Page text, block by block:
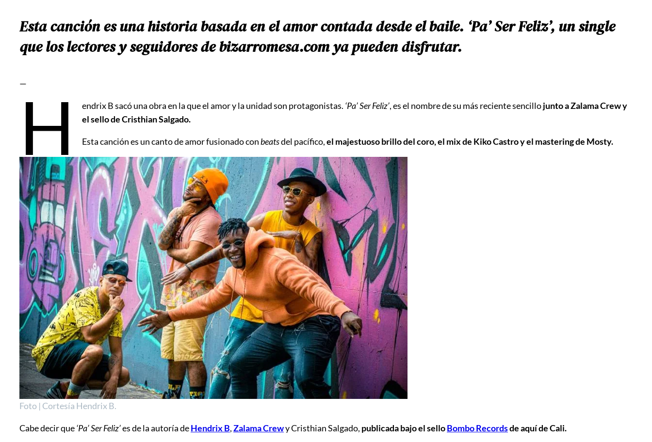
Esta canción es una historia basada en el amor contada desde el baile. ‘Pa’ Ser Feliz’, un single
que los lectores y seguidores debizarromesa.comya pueden disfrutar.
—H endrix B sacó una obra en la que el amor y la unidad son protagonistas. ‘Pa’ Ser Feliz’, es el nombre de su más reciente sencillojunto a Zalama Crew y
el sello de Cristhian Salgado.
Esta canción es un canto de amor fusionado conbeatsdel pacífico,el majestuoso brillo del coro, el mix de Kiko Castro y el mastering de Mosty.
Foto | Cortesía Hendrix B.
Cabe decir que‘Pa’ Ser Feliz’es de la autoría deHendrix B,Zalama Crewy Cristhian Salgado, publicada bajo el selloBombo Recordsde aquí de Cali.